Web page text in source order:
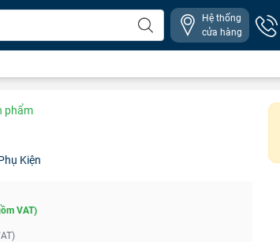
Hệ thống
cửa hàng
phẩm
Kiện
VAT)